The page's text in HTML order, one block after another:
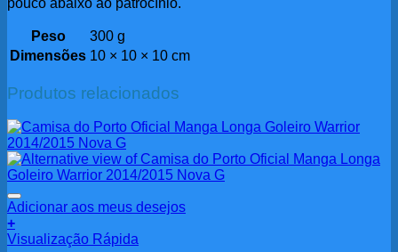
Peso
300 g
Dimensões 10 × 10 × 10 cm
Produtos relacionados
Adicionar aos meus desejos
+
Visualização Rápida